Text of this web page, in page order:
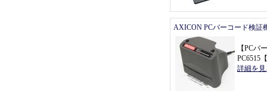
AXICON PCバーコード検証
【PCバ
PC6515 【
詳細を